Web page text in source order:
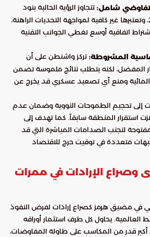
تفاوضي شامل:تتجاوز الرؤية الحالية بنود
اتفاق عام 2015، وتعتبرها غير كافية لمواجهة التحديات الراهنة،
اتفاقية أوسع تغطي الجوانب التقنية
المشروطة:تركز واشنطن على أن
المفضل، لكنه يتطلب نتائج ملموسة تضمن
المائية ومنع أي تصعيد عسكري قد يخرج عن
إلى تحجيم الطموحات النووية وضمان عدم
استقرار المنطقة سابقاً. كما تهدف إلى
مفتوحة لتجنب الصدامات المباشرة التي قد
متعددة في توقيت حرج للاقتصاد
وصراع الإرادات في ممرات
في مضيق هرمز كصراع إرادات لفرض النفوذ
العالمية. يحاول كل طرف استثمار أوراقه
أكبر قدر من المكاسب على طاولة المفاوضات،